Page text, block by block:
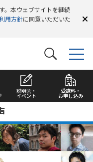
。本ウェブサイトを継続
用方針に同意いただいた
説明会・
イベント
受講料・
お申し込み